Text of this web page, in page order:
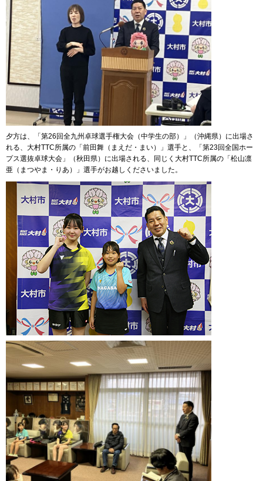
夕方は、「第26回全九州卓球選手権大会（中学生の部）」（沖縄県）に出場さ
れる、大村TTC所属の「前田舞（まえだ・まい）」選手と、「第23回全国ホー
プス選抜卓球大会」（秋田県）に出場される、同じく大村TTC所属の「松山凛
亜（まつやま・りあ）」選手がお越しくださいました。